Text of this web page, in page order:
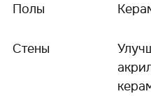
Полы
Стены